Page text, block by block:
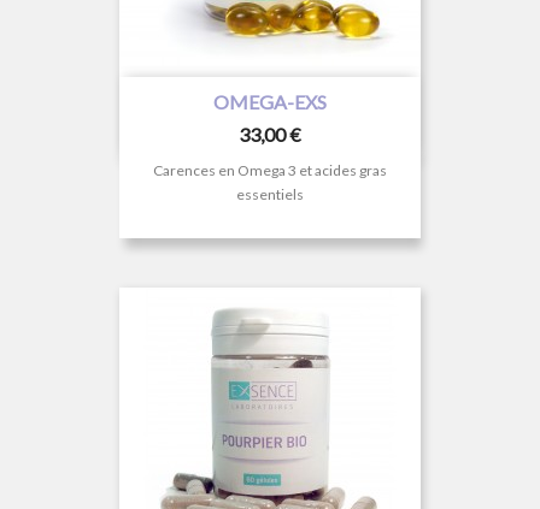
OMEGA-EXS
Prix
33,00 €
Carences en Omega 3 et acides gras
essentiels